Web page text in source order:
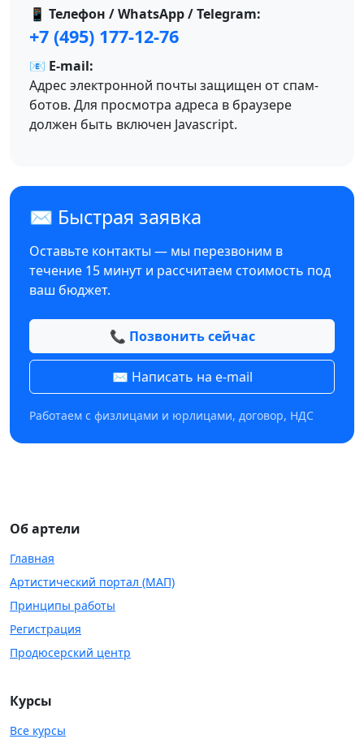
📱 Телефон / WhatsApp / Telegram:
+7 (495) 177-12-76
📧 E-mail:
Адрес электронной почты защищен от спам-
ботов. Для просмотра адреса в браузере
должен быть включен Javascript.
✉️ Быстрая заявка
Оставьте контакты — мы перезвоним в
течение 15 минут и рассчитаем стоимость под
ваш бюджет.
📞 Позвонить сейчас
✉️ Написать на e-mail
Работаем с физлицами и юрлицами, договор, НДС
Об артели
Главная
Артистический портал (МАП)
Принципы работы
Регистрация
Продюсерский центр
Курсы
Все курсы